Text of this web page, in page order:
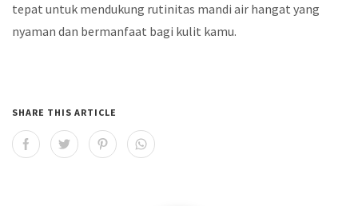
tepat untuk mendukung rutinitas mandi air hangat yang
nyaman dan bermanfaat bagi kulit kamu.
SHARE THIS ARTICLE